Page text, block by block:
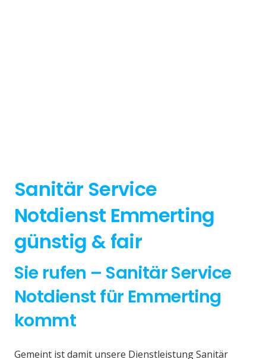
Sanitär Service
Notdienst Emmerting
günstig & fair
Sie rufen – Sanitär Service
Notdienst für Emmerting
kommt
Gemeint ist damit unsere Dienstleistung Sanitär